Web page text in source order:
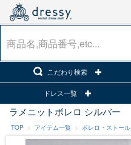
こだわり検索
ドレス一覧
ラメニットボレロ シルバー
TOP アイテム一覧 ボレロ・ストール